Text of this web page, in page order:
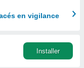
en vigilance
Installer